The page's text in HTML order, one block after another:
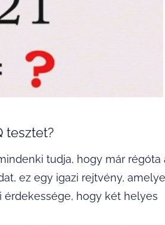
tesztet?
tudja, hogy már régóta
ez egy igazi rejtvény,
érdekessége, hogy két helyes